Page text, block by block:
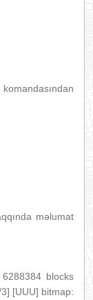
məlumat
blocks
[UUU] bitmap: